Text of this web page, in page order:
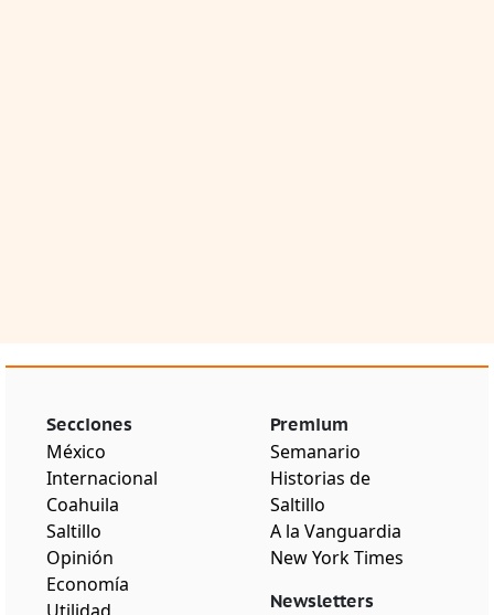
Secciones
México
Internacional
Coahuila
Saltillo
Opinión
Economía
Premium
Semanario
Historias de
Saltillo
A la Vanguardia
New York Times
Newsletters